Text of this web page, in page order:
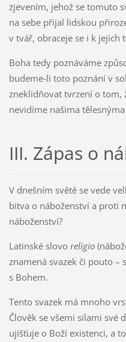
zjevením, jehož se tomuto
na sebe přijal lidskou
v tvář, obraceje se i k jejich
Boha tedy poznáváme
budeme-li toto poznání v
zneklidňovat tvrzení o tom,
nevidíme našima
III. Zápas o
V dnešním světě se vede
bitva o náboženství a proti
náboženství?
Latinské slovo religio
znamená svazek či pouto –
s Bohem.
Tento svazek má mnoho
Člověk se všemi silami své
ujišťuje o Boží existenci, a